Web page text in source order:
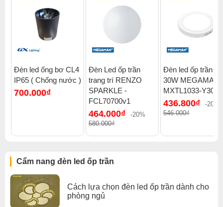
An toàn khi sử dụng
MEGAMAN - Nâng tầm cuộc sống của bạn:
Với cam kết về chất lượng và uy tín, MEGAMAN luôn mang
đến cho khách hàng những sản phẩm đèn LED tốt nhất. Đèn
những ai yêu thích phong cách hiện đại, sang trọng và mong
muốn tiết kiệm điện năng.
Xem thêm:Đèn led ốp trần vuông
Đèn led ống bơ CL4
IP65 ( Chống nước )
700.000₫
Đèn Led ốp trần
trang trí RENZO
SPARKLE -
FCL70700v1
464.000₫
-20%
580.000₫
Đèn led ốp trần
30W MEGAMAN
MXTL1033-Y30W
436.800₫
-20%
546.000₫
Cẩm nang đèn led ốp trần
Cách lựa chọn đèn led ốp trần dành cho
phòng ngủ